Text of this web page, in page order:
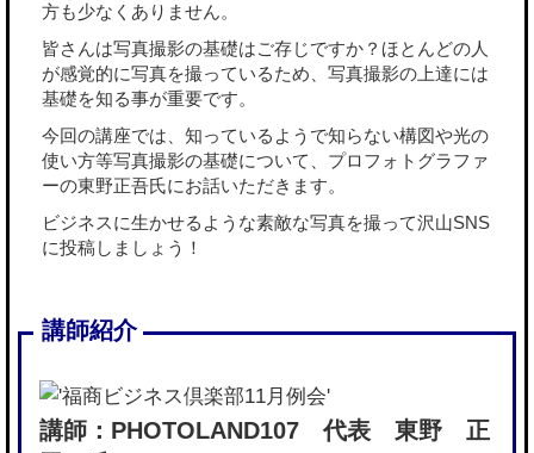
方も少なくありません。
皆さんは写真撮影の基礎はご存じですか？ほとんどの人
が感覚的に写真を撮っているため、写真撮影の上達には
基礎を知る事が重要です。
今回の講座では、知っているようで知らない構図や光の
使い方等写真撮影の基礎について、プロフォトグラファ
ーの東野正吾氏にお話いただきます。
ビジネスに生かせるような素敵な写真を撮って沢山SNS
に投稿しましょう！
講師：PHOTOLAND107 代表 東野 正